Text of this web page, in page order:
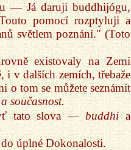
— Já daruji buddhijógu,
pomocí rozptyluji a
světlem poznání." (Toto
existovaly na Zemi
v dalších zemích, třebaže
o tom se můžete seznámit
současnost.
tato slova —buddhia
úplné Dokonalosti.